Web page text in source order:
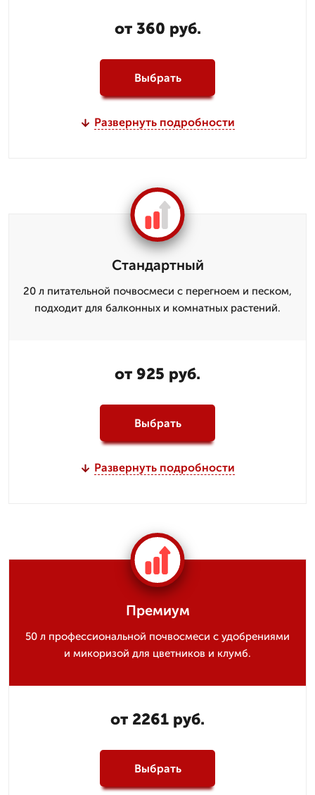
от 360 руб.
Выбрать
Развернуть подробности
Стандартный
20 л питательной почвосмеси с перегноем и песком,
подходит для балконных и комнатных растений.
от 925 руб.
Выбрать
Развернуть подробности
Премиум
50 л профессиональной почвосмеси с удобрениями
и микоризой для цветников и клумб.
от 2261 руб.
Выбрать